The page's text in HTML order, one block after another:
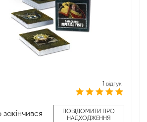
1 відгук
ПОВІДОМИТИ ПРО
НАДХОДЖЕННЯ